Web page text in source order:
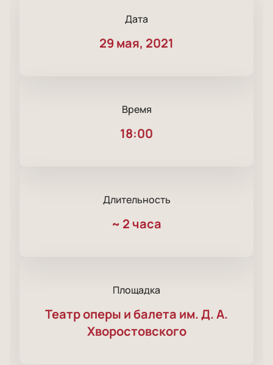
Дата
29 мая, 2021
Время
18:00
Длительность
~ 2 часа
Площадка
Театр оперы и балета им. Д. А.
Хворостовского